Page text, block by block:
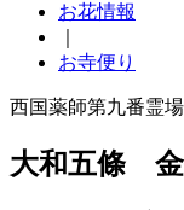
お花情報
お寺便り
西国薬師第九番霊
大和五條